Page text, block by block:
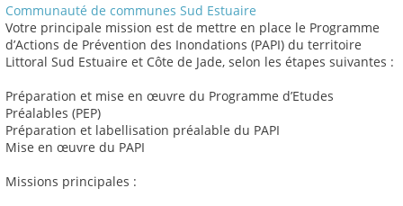
Communauté de communes Sud Estuaire
Votre principale mission est de mettre en place le Programme
d’Actions de Prévention des Inondations (PAPI) du territoire
Littoral Sud Estuaire et Côte de Jade, selon les étapes suivantes :
Préparation et mise en œuvre du Programme d’Etudes
Préalables (PEP)
Préparation et labellisation préalable du PAPI
Mise en œuvre du PAPI
Missions principales :